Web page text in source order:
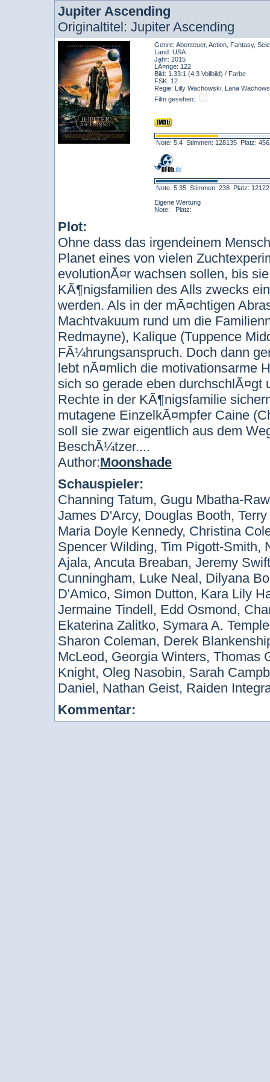
Jupiter Ascending
Originaltitel: Jupiter Ascending
Genre: Abenteuer, Action, Fantasy,
Land: USA
Jahr: 2015
LÃ¤nge: 122
Bild: 1.33:1 (4:3 Vollbild) / Farbe
FSK: 12
Regie: Lilly Wachowski, Lana
Film gesehen:
Note: 5.4 Stimmen: 128135 Platz:
Note: 5.35 Stimmen: 238 Platz:
Eigene Wertung
Note: Platz:
Plot:
Ohne dass das irgendeinem
Planet eines von vielen
evolutionÃ¤r wachsen sollen, bis
KÃ¶nigsfamilien des Alls zwecks
werden. Als in der mÃ¤chtigen
Machtvakuum rund um die
Redmayne), Kalique (Tuppence
FÃ¼hrungsanspruch. Doch dann
lebt nÃ¤mlich die motivationsarme
sich so gerade eben durchschlÃ¤gt
Rechte in der KÃ¶nigsfamilie
mutagene EinzelkÃ¤mpfer Caine
soll sie zwar eigentlich aus dem
BeschÃ¼tzer....
Author:Moonshade
Schauspieler:
Channing Tatum, Gugu Mbatha-
James D'Arcy, Douglas Booth,
Maria Doyle Kennedy, Christina
Spencer Wilding, Tim Pigott-Smith,
Ajala, Ancuta Breaban, Jeremy
Cunningham, Luke Neal, Dilyana
D'Amico, Simon Dutton, Kara Lily
Jermaine Tindell, Edd Osmond,
Ekaterina Zalitko, Symara A.
Sharon Coleman, Derek
McLeod, Georgia Winters, Thomas
Knight, Oleg Nasobin, Sarah
Daniel, Nathan Geist, Raiden
Kommentar: